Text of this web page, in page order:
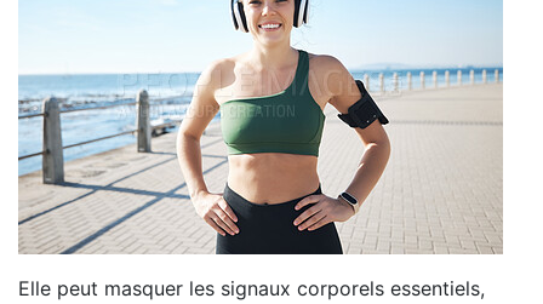
Elle peut masquer les signaux corporels essentiels,